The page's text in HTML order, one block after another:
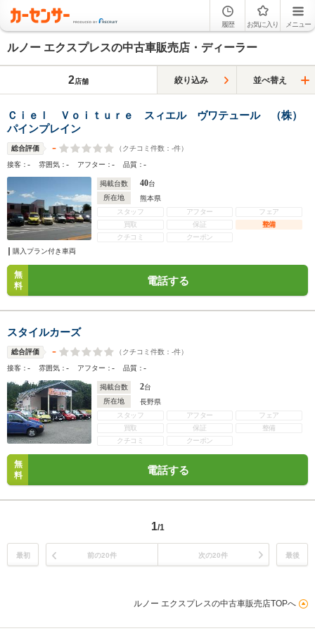
履歴 お気に入り メニュー
ルノー エクスプレスの中古車販売店・ディーラー
2店舗 絞り込み 並べ替え
Ｃｉｅｌ Ｖｏｉｔｕｒｅ スィエル ヴワテュール （株）
パインプレイン
総合評価 - （クチコミ件数： -件）
接客：- 雰囲気：- アフター：- 品質：-
掲載台数 40台
所在地
熊本県
スタッフ
アフター
フェア
買取
保証
整備
クチコミ
クーポン
購入プラン付き車両
無
料
電話する
スタイルカーズ
総合評価 - （クチコミ件数： -件）
接客：- 雰囲気：- アフター：- 品質：-
掲載台数 2台
所在地
長野県
スタッフ
アフター
フェア
買取
保証
整備
クチコミ
クーポン
無
料
電話する
1/1
最初 前の20件 次の20件 最後
ルノー エクスプレスの中古車販売店TOPへ